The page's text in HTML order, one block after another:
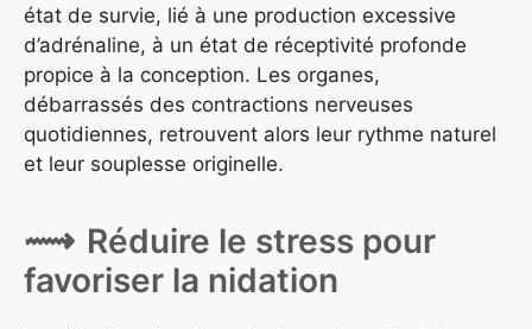
état de survie, lié à une production excessive
d’adrénaline, à un état de réceptivité profonde
propice à la conception. Les organes,
débarrassés des contractions nerveuses
quotidiennes, retrouvent alors leur rythme naturel
et leur souplesse originelle.
Réduire le stress pour
favoriser la nidation